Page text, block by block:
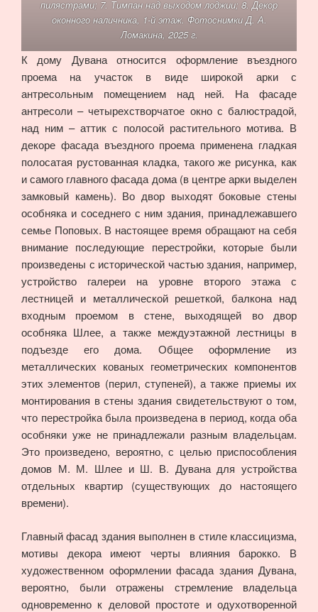
пилястрами; 7. Тимпан над выходом лоджии; 8. Декор
оконного наличника, 1-й этаж. Фотоснимки Д. А.
Ломакина, 2025 г.
К дому Дувана относится оформление въездного
проема на участок в виде широкой арки с
антресольным помещением над ней. На фасаде
антресоли – четырехстворчатое окно с балюстрадой,
над ним – аттик с полосой растительного мотива. В
декоре фасада въездного проема применена гладкая
полосатая рустованная кладка, такого же рисунка, как
и самого главного фасада дома (в центре арки выделен
замковый камень). Во двор выходят боковые стены
особняка и соседнего с ним здания, принадлежавшего
семье Поповых. В настоящее время обращают на себя
внимание последующие перестройки, которые были
произведены с исторической частью здания, например,
устройство галереи на уровне второго этажа с
лестницей и металлической решеткой, балкона над
входным проемом в стене, выходящей во двор
особняка Шлее, а также междуэтажной лестницы в
подъезде его дома. Общее оформление из
металлических кованых геометрических компонентов
этих элементов (перил, ступеней), а также приемы их
монтирования в стены здания свидетельствуют о том,
что перестройка была произведена в период, когда оба
особняки уже не принадлежали разным владельцам.
Это произведено, вероятно, с целью приспособления
домов М. М. Шлее и Ш. В. Дувана для устройства
отдельных квартир (существующих до настоящего
времени).
Главный фасад здания выполнен в стиле классицизма,
мотивы декора имеют черты влияния барокко. В
художественном оформлении фасада здания Дувана,
вероятно, были отражены стремление владельца
одновременно к деловой простоте и одухотворенной